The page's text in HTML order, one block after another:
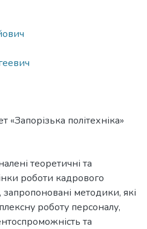
«Запорізька політехніка»
теоретичні та
роботи кадрового
запропоновані методики, які
роботу персоналу,
та